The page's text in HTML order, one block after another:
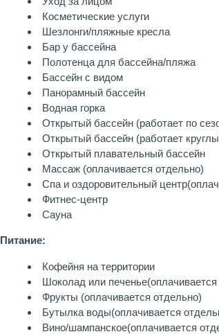
Косметические услуги
Шезлонги/пляжные кресла
Бар у бассейна
Полотенца для бассейна/пляжа
Бассейн с видом
Панорамный бассейн
Водная горка
Открытый бассейн (работает по
Открытый бассейн (работает
Открытый плавательный бассейн
Массаж (оплачивается отдельно)
Спа и оздоровительный центр
Фитнес-центр
Сауна
Питание:
Кофейня на территории
Шоколад или печенье
Фрукты (оплачивается отдельно)
Бутылка воды(оплачивается
Вино/шампанское(оплачивается